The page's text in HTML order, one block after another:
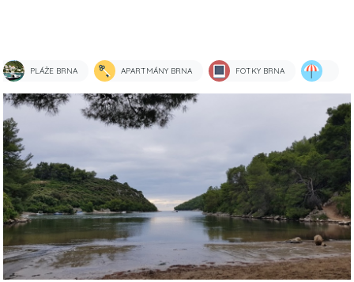
PLÁŽE BRNA APARTMÁNY BRNA FOTKY BRNA